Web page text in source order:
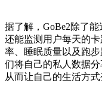
据了解，GoBe2除了
还能监测用户每天的
率、睡眠质量以及跑
们将自己的私人数据
从而让自己的生活方式